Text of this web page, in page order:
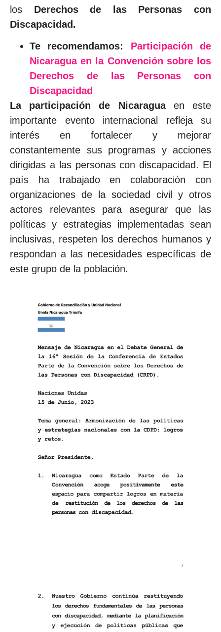
los Derechos de las Personas con
Discapacidad.
Te recomendamos: Participación de
Nicaragua en la Convención sobre los
Derechos de las Personas con
Discapacidad
La participación de Nicaraguaen este
importante evento internacional refleja su
interés en fortalecer y mejorar
constantemente sus programas y acciones
dirigidas a las personas con discapacidad. El
país ha trabajado en colaboración con
organizaciones de la sociedad civil y otros
actores relevantes para asegurar que las
políticas y estrategias implementadas sean
inclusivas, respeten los derechos humanos y
respondan a las necesidades específicas de
este grupo de la población.